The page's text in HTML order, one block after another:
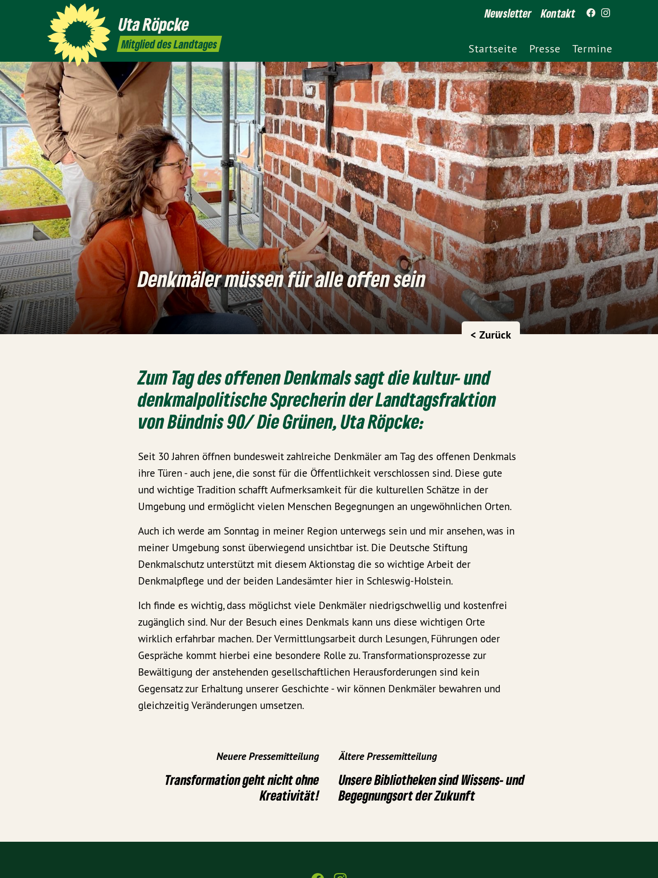
UtaRöpcke
Mitglied des Landtages
Newsletter Kontakt
Startseite Presse Termine
Denkmäler müssen für alle offen sein
< Zurück
Zum Tag des offenen Denkmals sagt die kultur- und
denkmalpolitische Sprecherin der Landtagsfraktion
von Bündnis 90/ Die Grünen,Uta Röpcke:
Seit 30 Jahren öffnen bundesweit zahlreiche Denkmäler am Tag des offenen Denkmals
ihre Türen - auch jene, die sonst für die Öffentlichkeit verschlossen sind. Diese gute
und wichtige Tradition schafft Aufmerksamkeit für die kulturellen Schätze in der
Umgebung und ermöglicht vielen Menschen Begegnungen an ungewöhnlichen Orten.
Auch ich werde am Sonntag in meiner Region unterwegs sein und mir ansehen, was in
meiner Umgebung sonst überwiegend unsichtbar ist. Die Deutsche Stiftung
Denkmalschutz unterstützt mit diesem Aktionstag die so wichtige Arbeit der
Denkmalpflege und der beiden Landesämter hier in Schleswig-Holstein.
Ich finde es wichtig, dass möglichst viele Denkmäler niedrigschwellig und kostenfrei
zugänglich sind. Nur der Besuch eines Denkmals kann uns diese wichtigen Orte
wirklich erfahrbar machen. Der Vermittlungsarbeit durch Lesungen, Führungen oder
Gespräche kommt hierbei eine besondere Rolle zu. Transformationsprozesse zur
Bewältigung der anstehenden gesellschaftlichen Herausforderungen sind kein
Gegensatz zur Erhaltung unserer Geschichte - wir können Denkmäler bewahren und
gleichzeitig Veränderungen umsetzen.
Neuere Pressemitteilung
Transformation geht nicht ohne
Kreativität!
Ältere Pressemitteilung
Unsere Bibliotheken sind Wissens- und
Begegnungsort der Zukunft